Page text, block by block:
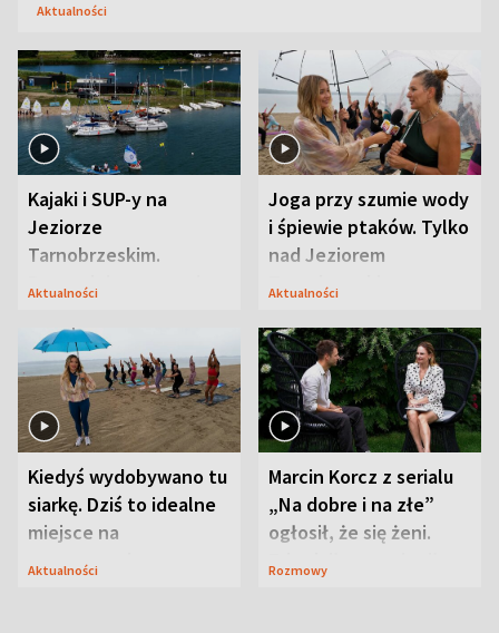
Aktualności
Kajaki i SUP-y na
Jeziorze
Tarnobrzeskim.
Przyrodnicy zwracają
Aktualności
Joga przy szumie wody
i śpiewie ptaków. Tylko
nad Jeziorem
Tarnobrzeskim
Aktualności
Kiedyś wydobywano tu
siarkę. Dziś to idealne
miejsce na
wypoczynek
Aktualności
Marcin Korcz z serialu
„Na dobre i na złe”
ogłosił, że się żeni.
Zdradził, co zmienił
Rozmowy